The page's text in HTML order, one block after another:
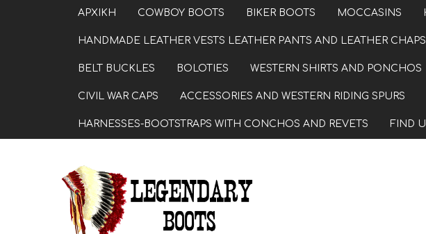
ΑΡΧΙΚΗ COWBOY BOOTS BIKER BOOTS MOCCASINS
HANDMADE LEATHER VESTS LEATHER PANTS AND LEATHER CHAPS
BELT BUCKLES BOLOTIES WESTERN SHIRTS AND PONCHOS
CIVIL WAR CAPS ACCESSORIES AND WESTERN RIDING SPURS
HARNESSES-BOOTSTRAPS WITH CONCHOS AND REVETS FIND